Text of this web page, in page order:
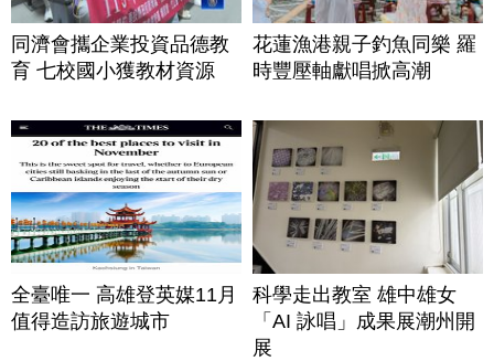
同濟會攜企業投資品德教
育 七校國小獲教材資源
花蓮漁港親子釣魚同樂 羅
時豐壓軸獻唱掀高潮
全臺唯一 高雄登英媒11月
值得造訪旅遊城市
科學走出教室 雄中雄女
「AI 詠唱」成果展潮州開
展